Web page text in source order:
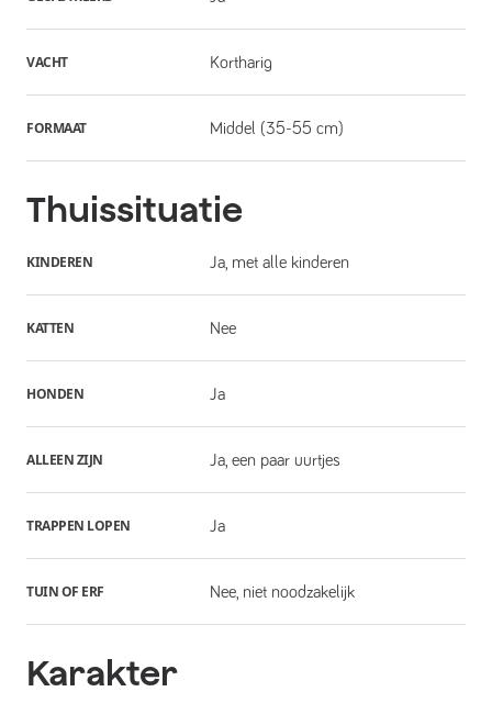
VACHT Kortharig
FORMAAT Middel (35-55 cm)
Thuissituatie
KINDEREN Ja, met alle kinderen
KATTEN Nee
HONDEN Ja
ALLEEN ZIJN Ja, een paar uurtjes
TRAPPEN LOPEN Ja
TUIN OF ERF Nee, niet noodzakelijk
Karakter